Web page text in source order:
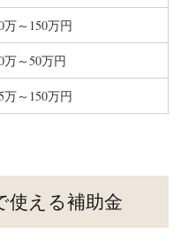
万～150万円
万～50万円
万～150万円
使える補助金